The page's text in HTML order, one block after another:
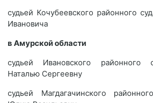
судьей Кочубеевского районного
Ивановича
в Амурской области
судьей Ивановского районного
Наталью Сергеевну
судьей Магдагачинского